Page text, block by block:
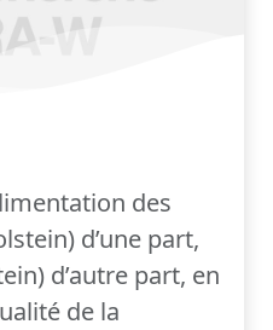
des
d’une part,
d’autre part, en
de la